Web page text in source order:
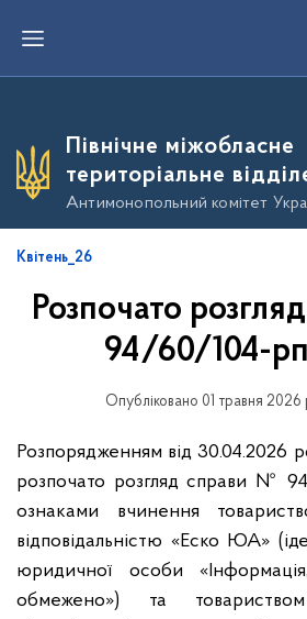
е
о
о
в
Північне міжобласне
територіальне
Антимонопольний комітет
Квітень_26
Розпочато
94/60/104-
Опубліковано 01 травня 2026
Розпорядженням від
розпочато розгляд справи №
ознаками вчинення
відповідальністю «Еско ЮА»
юридичної особи
обмежено») та